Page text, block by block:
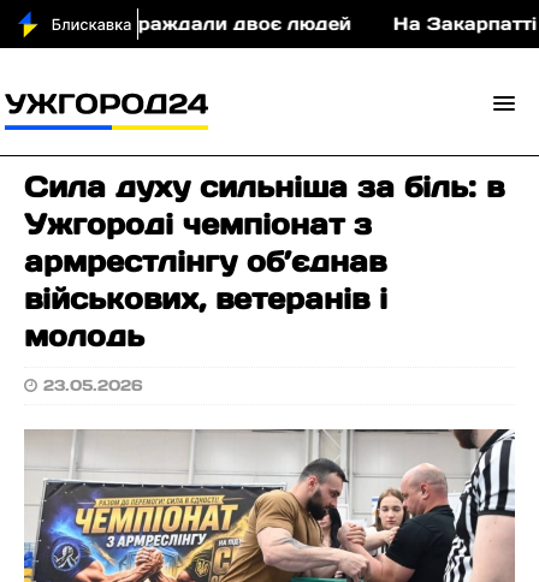
постраждали двоє людей На Закарпатті
Сила духу сильніша за біль: в
Ужгороді чемпіонат з
армрестлінгу об’єднав
військових, ветеранів і
молодь
23.05.2026